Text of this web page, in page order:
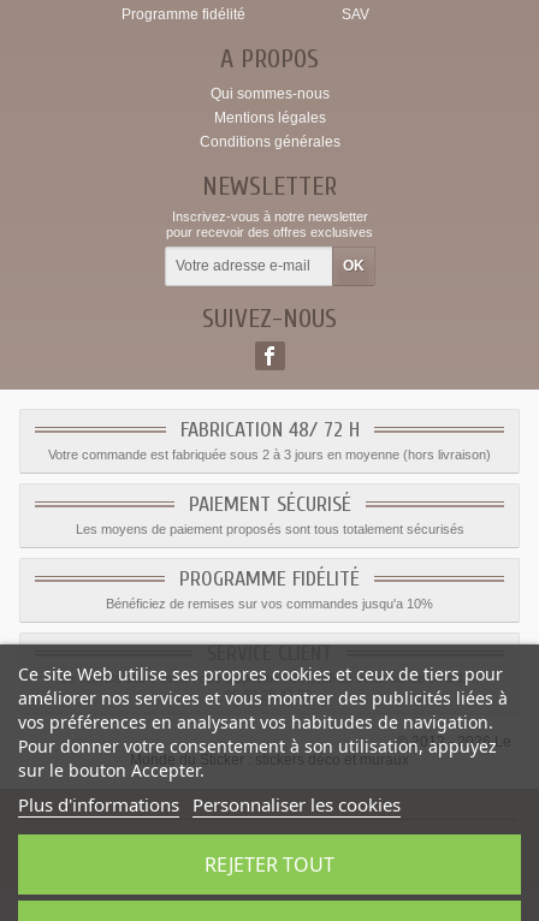
Programme fidélité
SAV
A PROPOS
Qui sommes-nous
Mentions légales
Conditions générales
NEWSLETTER
Inscrivez-vous à notre newsletter
pour recevoir des offres exclusives
SUIVEZ-NOUS
FABRICATION 48/ 72 H
Votre commande est fabriquée sous 2 à 3 jours en moyenne (hors livraison)
PAIEMENT SÉCURISÉ
Les moyens de paiement proposés sont tous totalement sécurisés
PROGRAMME FIDÉLITÉ
Bénéficiez de remises sur vos commandes jusqu'a 10%
Le service client est a votre disposition du lundi au vendredi de 8h à 17h
09.82.28.47.69.
© 2012 - 2026 Le
Monde du Sticker :
stickers déco et muraux
Sticker garçon Avion de chasse-Catégorie
Ce site Web utilise ses propres cookies et ceux de tiers pour
améliorer nos services et vous montrer des publicités liées à
vos préférences en analysant vos habitudes de navigation.
Pour donner votre consentement à son utilisation, appuyez
sur le bouton Accepter.
Plus d'informations Personnaliser les cookies
REJETER TOUT